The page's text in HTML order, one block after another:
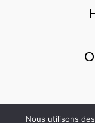
Nous utilisons